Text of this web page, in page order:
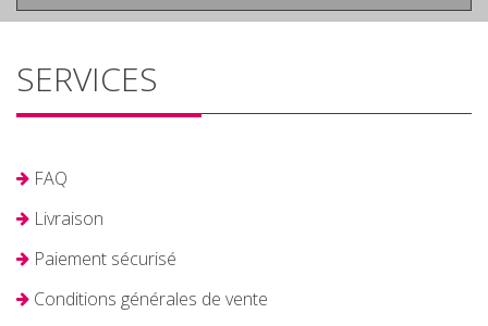
SERVICES
FAQ
Livraison
Paiement sécurisé
Conditions générales de vente